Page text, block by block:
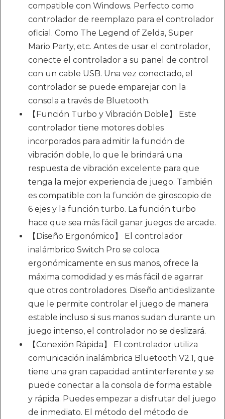
compatible con Windows. Perfecto como
controlador de reemplazo para el controlador
oficial. Como The Legend of Zelda, Super
Mario Party, etc. Antes de usar el controlador,
conecte el controlador a su panel de control
con un cable USB. Una vez conectado, el
controlador se puede emparejar con la
consola a través de Bluetooth.
【Función Turbo y Vibración Doble】 Este
controlador tiene motores dobles
incorporados para admitir la función de
vibración doble, lo que le brindará una
respuesta de vibración excelente para que
tenga la mejor experiencia de juego. También
es compatible con la función de giroscopio de
6 ejes y la función turbo. La función turbo
hace que sea más fácil ganar juegos de arcade.
【Diseño Ergonómico】 El controlador
inalámbrico Switch Pro se coloca
ergonómicamente en sus manos, ofrece la
máxima comodidad y es más fácil de agarrar
que otros controladores. Diseño antideslizante
que le permite controlar el juego de manera
estable incluso si sus manos sudan durante un
juego intenso, el controlador no se deslizará.
【Conexión Rápida】 El controlador utiliza
comunicación inalámbrica Bluetooth V2.1, que
tiene una gran capacidad antiinterferente y se
puede conectar a la consola de forma estable
y rápida. Puedes empezar a disfrutar del juego
de inmediato. El método del método de